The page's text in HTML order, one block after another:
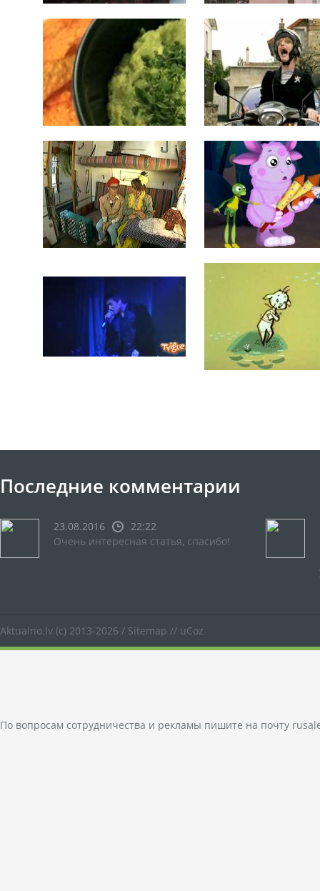
Последние комментарии
23.08.2016
22:22
Очень интересная статья, спасибо!
Aktualno.lv (c) 2013-2026 / Sitemap // uCoz
По вопросам сотрудничества и рекламы пишите на почту